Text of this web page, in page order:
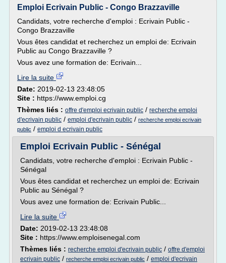
Emploi Ecrivain Public - Congo Brazzaville
Candidats, votre recherche d'emploi : Ecrivain Public -
Congo Brazzaville
Vous êtes candidat et recherchez un emploi de: Ecrivain
Public au Congo Brazzaville ?
Vous avez une formation de: Ecrivain...
Lire la suite
Date: 2019-02-13 23:48:05
Site : https://www.emploi.cg
Thèmes liés : offre d'emploi ecrivain public / recherche emploi
d'ecrivain public / emploi d'ecrivain public / recherche emploi ecrivain
public / emploi d ecrivain public
Emploi Ecrivain Public - Sénégal
Candidats, votre recherche d'emploi : Ecrivain Public -
Sénégal
Vous êtes candidat et recherchez un emploi de: Ecrivain
Public au Sénégal ?
Vous avez une formation de: Ecrivain Public...
Lire la suite
Date: 2019-02-13 23:48:08
Site : https://www.emploisenegal.com
Thèmes liés : recherche emploi d'ecrivain public / offre d'emploi
ecrivain public / recherche emploi ecrivain public / emploi d'ecrivain